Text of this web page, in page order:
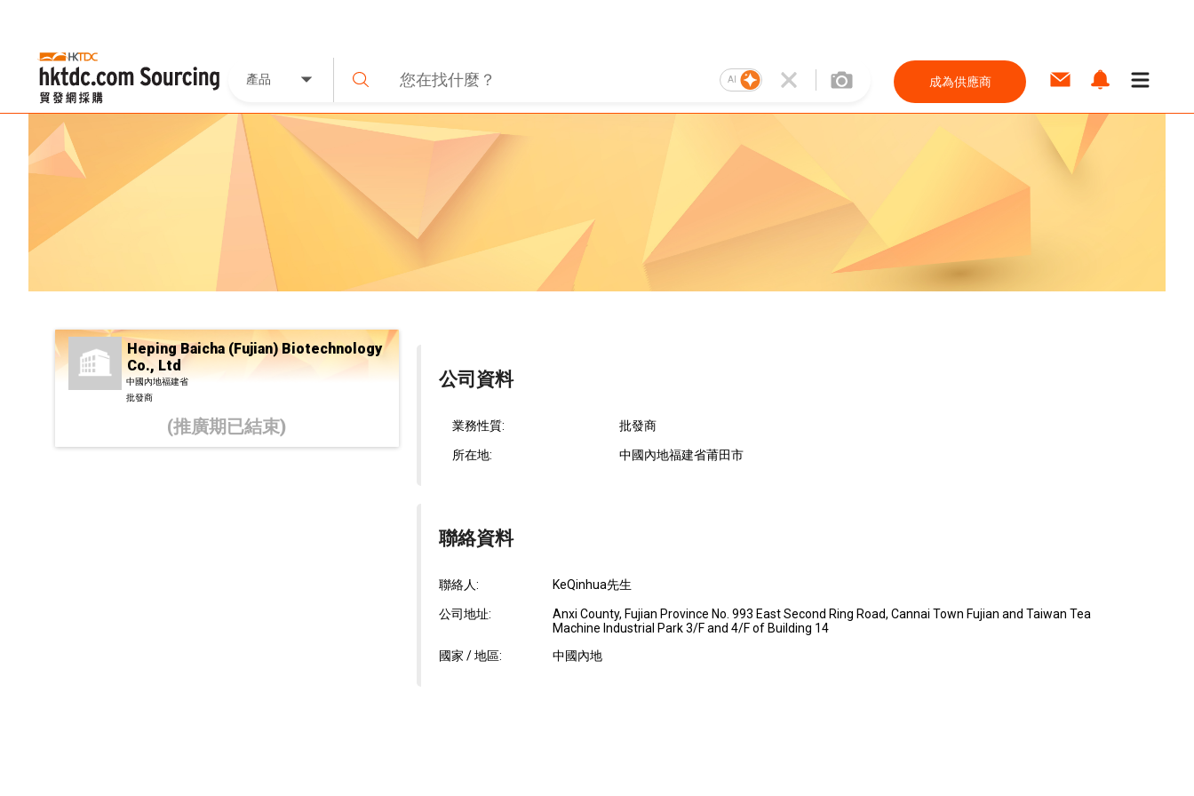
產品 AI 成為供應商
Heping Baicha (Fujian) Biotechnology
Co., Ltd
中國內地福建省
批發商
(推廣期已結束)
公司資料
業務性質: 批發商
所在地: 中國內地福建省莆田市
聯絡資料
聯絡人: KeQinhua先生
公司地址:
Anxi County, Fujian Province No. 993 East Second Ring Road, Cannai Town Fujian and Taiwan Tea
Machine Industrial Park 3/F and 4/F of Building 14
國家 / 地區:
中國內地